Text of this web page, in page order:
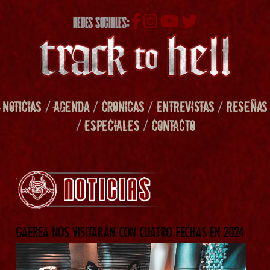
REDES SOCIALES:
NOTICIAS /AGENDA/ CRONICAS/ENTREVISTAS/RESEÑAS
/ESPECIALES/ CONTACTO
GAEREA NOS VISITARÁN CON CUATRO FECHAS EN 2024